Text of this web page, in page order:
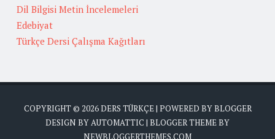
Dil Bilgisi Metin İncelemeleri
Edebiyat
Türkçe Dersi Çalışma Kağıtları
COPYRIGHT © 2026DERS TÜRKÇE| POWERED BYBLOGGER
DESIGN BYAUTOMATTIC | BLOGGER THEME BY
NEWBLOGGERTHEMES.COM